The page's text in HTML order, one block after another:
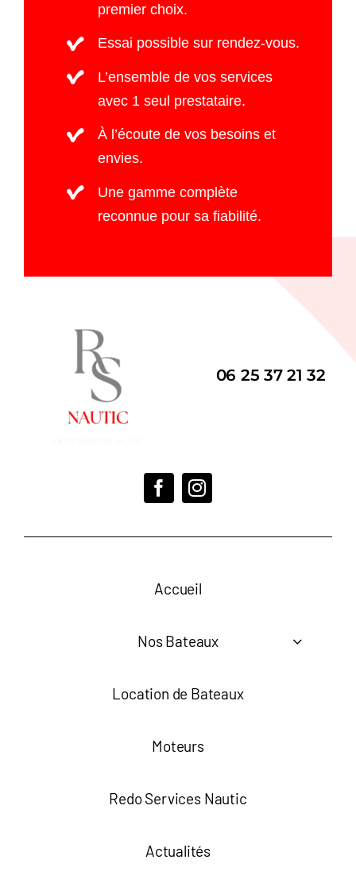
premier choix.
Essai possible sur rendez-vous.
L’ensemble de vos services
avec 1 seul prestataire.
À l’écoute de vos besoins et
envies.
Une gamme complète
reconnue pour sa fiabilité.
06 25 37 21 32
Accueil
Nos Bateaux
Location de Bateaux
Moteurs
Redo Services Nautic
Actualités